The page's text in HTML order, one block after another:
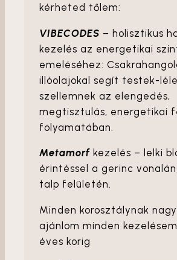
kérheted tőlem:
VIBECODES – holisztikus
kezelés az energetikai
emeléséhez:
illóolajokal segít testek-
szellemnek az elengedés,
megtisztulás, energetikai
folyamatában.
Metamorf kezelés – lelki
érintéssel a gerinc
talp felületén.
Minden korosztálynak
ajánlom minden
éves korig